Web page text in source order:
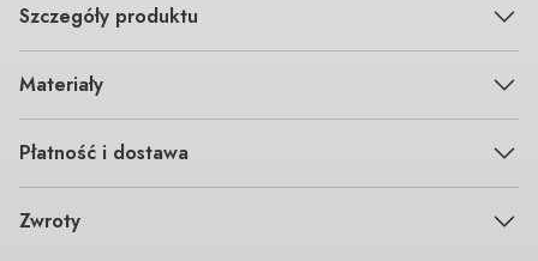
Szczegóły produktu
Materiały
Płatność i dostawa
Zwroty